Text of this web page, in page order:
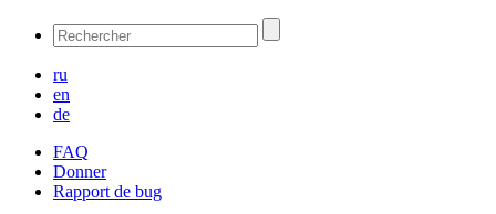
ru
en
de
FAQ
Donner
Rapport de bug